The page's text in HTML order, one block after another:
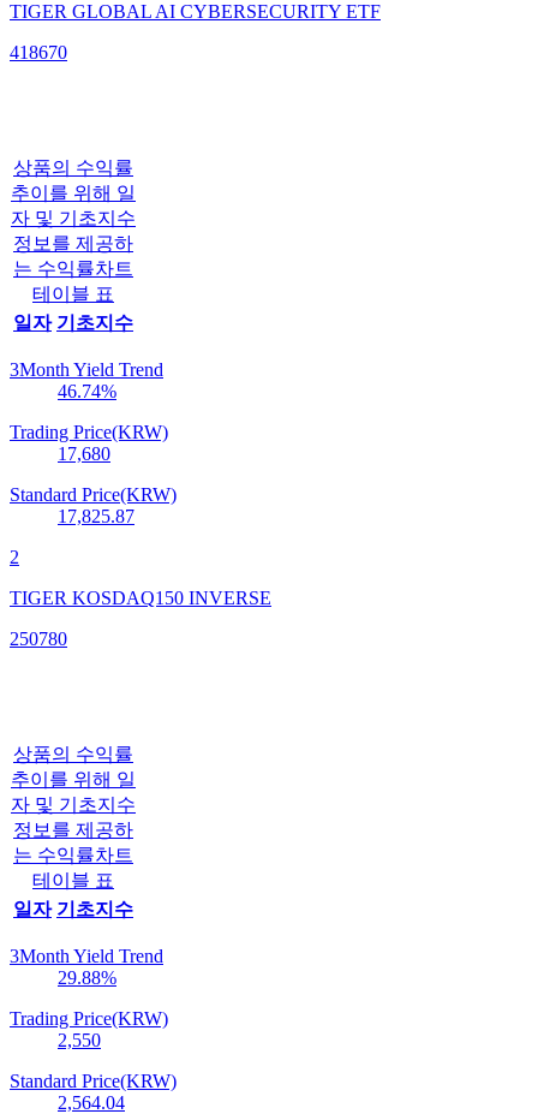
TIGER GLOBAL AI CYBERSECURITY ETF
418670
상품의 수익률
추이를 위해 일
자 및 기초지수
정보를 제공하
는 수익률차트
테이블 표
일자 기초지수
3Month Yield Trend
46.74%
Trading Price(KRW)
17,680
Standard Price(KRW)
17,825.87
2
TIGER KOSDAQ150 INVERSE
250780
상품의 수익률
추이를 위해 일
자 및 기초지수
정보를 제공하
는 수익률차트
테이블 표
일자 기초지수
3Month Yield Trend
29.88%
Trading Price(KRW)
2,550
Standard Price(KRW)
2,564.04